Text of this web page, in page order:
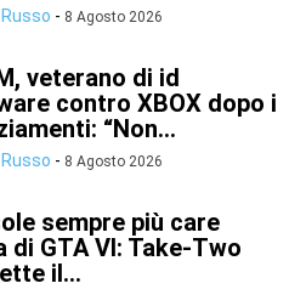
- 8 Agosto 2026
veterano di id
contro XBOX dopo i
“Non...
- 8 Agosto 2026
sempre più care
di GTA VI: Take-Two
il...